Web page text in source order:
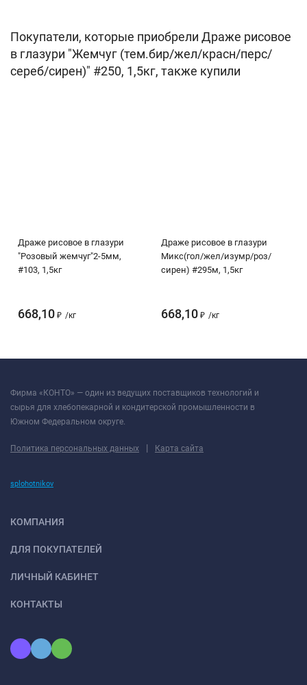
Покупатели, которые приобрели Драже рисовое
в глазури "Жемчуг (тем.бир/жел/красн/перс/
сереб/сирен)" #250, 1,5кг, также купили
Драже рисовое в глазури
"Розовый жемчуг"2-5мм,
#103, 1,5кг
668,10 ₽ /кг
Драже рисовое в глазури
Микс(гол/жел/изумр/роз/
сирен) #295м, 1,5кг
668,10 ₽ /кг
Фирма «КОНТО» — один из ведущих поставщиков технологий и
сырья для хлебопекарной и кондитерской промышленности в
Южном Федеральном округе.
Политика персональных данных | Карта сайта
splohotnikov
КОМПАНИЯ
ДЛЯ ПОКУПАТЕЛЕЙ
ЛИЧНЫЙ КАБИНЕТ
КОНТАКТЫ